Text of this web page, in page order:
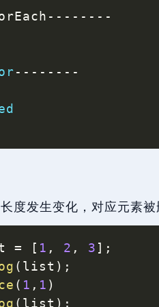
-- -- -- --
-- -- -- --
度发生变化，对应元素
= [ 1 , 2 , 3 ] ;
( list ) ;
( 1 , 1 )
( list ) ;